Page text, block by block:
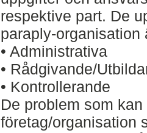
respektive part. De
paraply-organisation
• Administrativa
• Rådgivande/
• Kontrollerande
De problem som
företag/organisation